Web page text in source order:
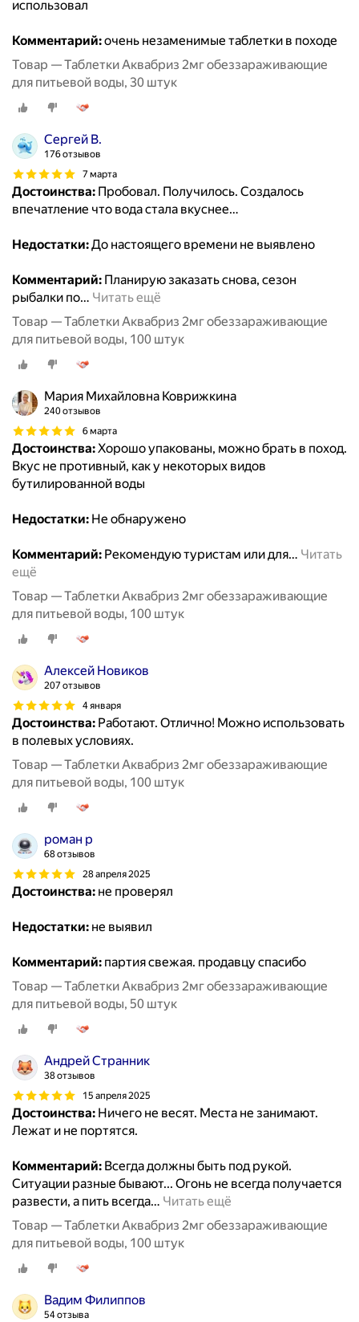
использовал
Комментарий:очень незаменимые таблетки в походе
Товар — Таблетки Аквабриз 2мг обеззараживающие
для питьевой воды, 30 штук
Сергей В.
176 отзывов
7 марта
Достоинства: Пробовал. Получилось. Создалось
впечатление что вода стала вкуснее…
Недостатки:До настоящего времени не выявлено
Комментарий: Планирую заказать снова, сезон
рыбалки по… Читать ещё
Товар — Таблетки Аквабриз 2мг обеззараживающие
для питьевой воды, 100 штук
Мария Михайловна Коврижкина
240 отзывов
6 марта
Достоинства:Хорошо упакованы, можно брать в поход.
Вкус не противный, как у некоторых видов
бутилированной воды
Недостатки: Не обнаружено
Комментарий: Рекомендую туристам или для… Читать
ещё
Товар — Таблетки Аквабриз 2мг обеззараживающие
для питьевой воды, 100 штук
Алексей Новиков
207 отзывов
4 января
Достоинства: Работают. Отлично! Можно использовать
в полевых условиях.
Товар — Таблетки Аквабриз 2мг обеззараживающие
для питьевой воды, 100 штук
роман р
68 отзывов
28 апреля 2025
Достоинства: не проверял
Недостатки: не выявил
Комментарий: партия свежая. продавцу спасибо
Товар — Таблетки Аквабриз 2мг обеззараживающие
для питьевой воды, 50 штук
Андрей Странник
38 отзывов
15 апреля 2025
Достоинства: Ничего не весят. Места не занимают.
Лежат и не портятся.
Комментарий: Всегда должны быть под рукой.
Ситуации разные бывают... Огонь не всегда получается
развести, а пить всегда… Читать ещё
Товар — Таблетки Аквабриз 2мг обеззараживающие
для питьевой воды, 100 штук
Вадим Филиппов
54 отзыва